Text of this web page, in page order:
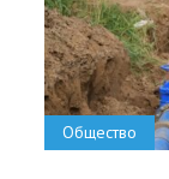
Общество